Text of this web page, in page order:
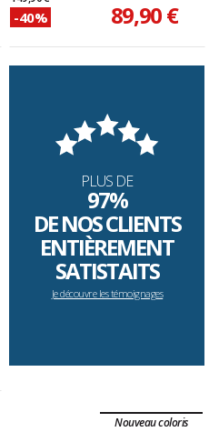
-40% 89,90 €
PLUS DE
97%
DE NOS CLIENTS
ENTIÈREMENT
SATISTAITS
Je découvre les témoignages
Nouveau coloris